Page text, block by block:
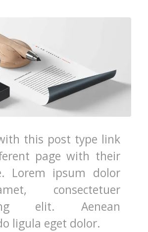
this post type link
page with their
Lorem ipsum dolor
consectetuer
elit. Aenean
ligula eget dolor.